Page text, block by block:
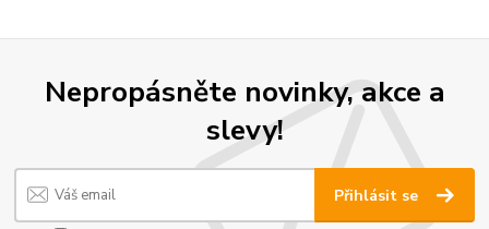
Nepropásněte novinky, akce a
slevy!
Přihlásit se